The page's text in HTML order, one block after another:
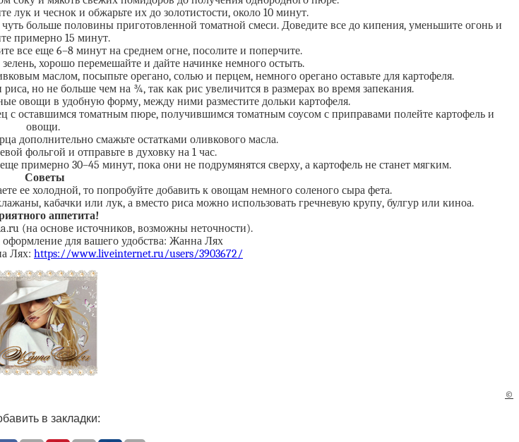
лук и чеснок и обжарьте их до золотистости, около 10 минут.
больше половины приготовленной томатной смеси. Доведите все до кипения, уменьшите огонь и
примерно 15 минут.
все еще 6–8 минут на среднем огне, посолите и поперчите.
хорошо перемешайте и дайте начинке немного остыть.
маслом, посыпьте орегано, солью и перцем, немного орегано оставьте для картофеля.
но не больше чем на ¾, так как рис увеличится в размерах во время запекания.
овощи в удобную форму, между ними разместите дольки картофеля.
с оставшимся томатным пюре, получившимся томатным соусом с приправами полейте картофель и
овощи.
дополнительно смажьте остатками оливкового масла.
фольгой и отправьте в духовку на 1 час.
примерно 30–45 минут, пока они не подрумянятся сверху, а картофель не станет мягким.
Советы
ее холодной, то попробуйте добавить к овощам немного соленого сыра фета.
кабачки или лук, а вместо риса можно использовать гречневую крупу, булгур или киноа.
аппетита!
(на основе источников, возможны неточности).
для вашего удобства: Жанна Лях
Лях: https://www.liveinternet.ru/users/3903672/
©
в закладки: